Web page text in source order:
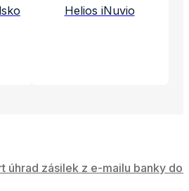
Helios iNuvio
úhrad zásilek z e-mailu banky do